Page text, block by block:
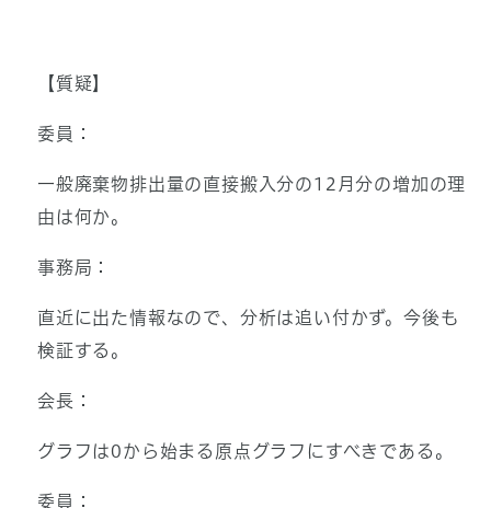
【質疑】
委員：
一般廃棄物排出量の直接搬入分の12月分の増加の理
由は何か。
事務局：
直近に出た情報なので、分析は追い付かず。今後も
検証する。
会長：
グラフは0から始まる原点グラフにすべきである。
委員：